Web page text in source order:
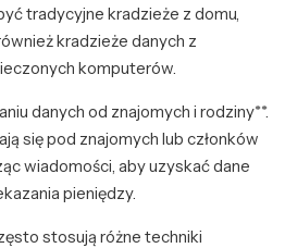
tradycyjne kradzieże z domu,
kradzieże danych z
komputerów.
danych od znajomych i rodziny**.
się pod znajomych lub członków
wiadomości, aby uzyskać dane
pieniędzy.
stosują różne techniki